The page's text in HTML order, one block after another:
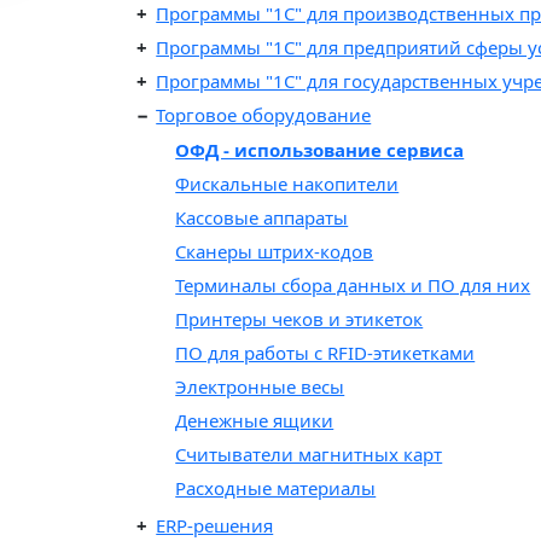
Программы "1C" для производственных
Программы "1C" для предприятий сферы
Программы "1С" для государственных
Торговое оборудование
ОФД - использование сервиса
Фискальные накопители
Кассовые аппараты
Cканеры штрих-кодов
Терминалы сбора данных и ПО для них
Принтеры чеков и этикеток
ПО для работы с RFID-этикетками
Электронные весы
Денежные ящики
Считыватели магнитных карт
Расходные материалы
ERP-решения